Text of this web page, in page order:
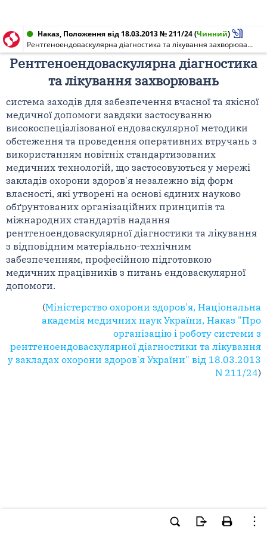
Наказ, Положення від 18.03.2013 № 211/24(Чинний)
Рентгеноендоваскулярна діагностика та лікування захворювань